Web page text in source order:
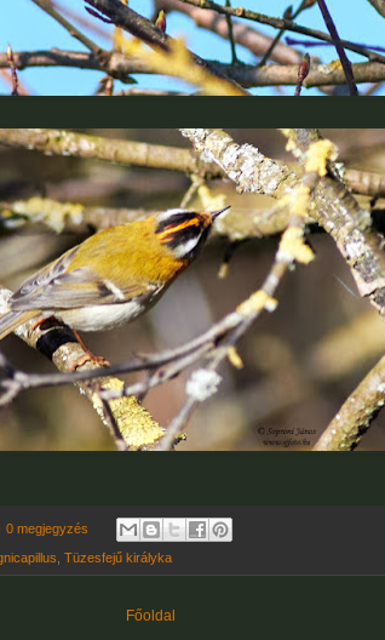
0 megjegyzés
Tüzesfejű királyka
Főoldal